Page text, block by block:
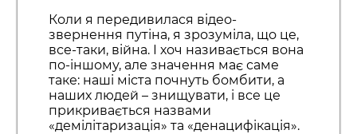
Коли я передивилася відео-
звернення путіна, я зрозуміла, що це,
все-таки, війна. І хоч називається вона
по-іншому, але значення має саме
таке: наші міста почнуть бомбити, а
наших людей – знищувати, і все це
прикривається назвами
«демілітаризація» та «денацифікація».